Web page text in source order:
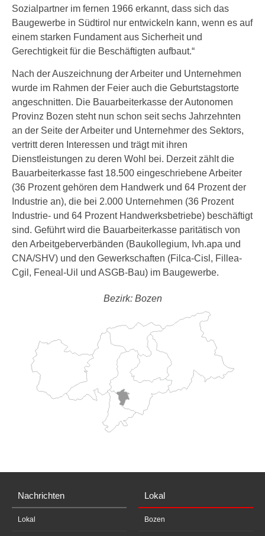
Sozialpartner im fernen 1966 erkannt, dass sich das
Baugewerbe in Südtirol nur entwickeln kann, wenn es auf
einem starken Fundament aus Sicherheit und
Gerechtigkeit für die Beschäftigten aufbaut.“
Nach der Auszeichnung der Arbeiter und Unternehmen
wurde im Rahmen der Feier auch die Geburtstagstorte
angeschnitten. Die Bauarbeiterkasse der Autonomen
Provinz Bozen steht nun schon seit sechs Jahrzehnten
an der Seite der Arbeiter und Unternehmer des Sektors,
vertritt deren Interessen und trägt mit ihren
Dienstleistungen zu deren Wohl bei. Derzeit zählt die
Bauarbeiterkasse fast 18.500 eingeschriebene Arbeiter
(36 Prozent gehören dem Handwerk und 64 Prozent der
Industrie an), die bei 2.000 Unternehmen (36 Prozent
Industrie- und 64 Prozent Handwerksbetriebe) beschäftigt
sind. Geführt wird die Bauarbeiterkasse paritätisch von
den Arbeitgeberverbänden (Baukollegium, Ivh.apa und
CNA/SHV) und den Gewerkschaften (Filca-Cisl, Fillea-
Cgil, Feneal-Uil und ASGB-Bau) im Baugewerbe.
Bezirk: Bozen
Nachrichten
Lokal
Lokal
Bozen